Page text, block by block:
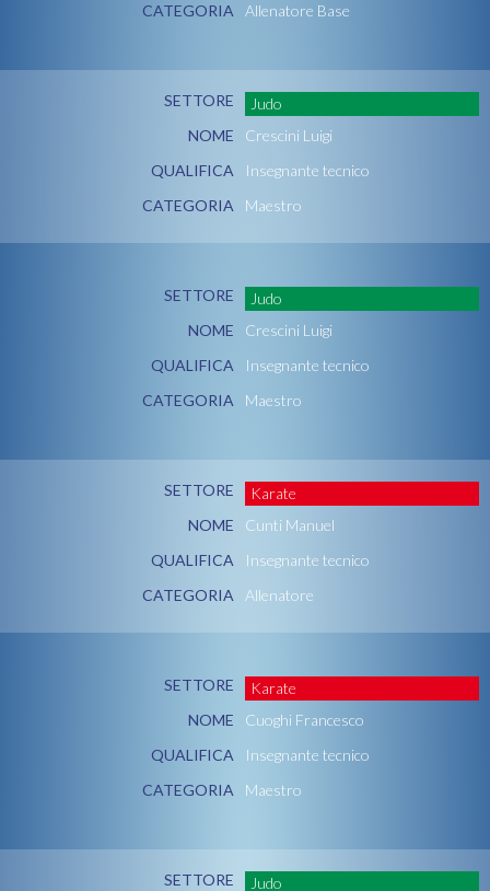
CATEGORIA Allenatore Base
SETTORE
Judo
NOME
Crescini Luigi
QUALIFICA
Insegnante tecnico
CATEGORIA
Maestro
SETTORE
Judo
NOME
Crescini Luigi
QUALIFICA
Insegnante tecnico
CATEGORIA
Maestro
SETTORE
Karate
NOME
Cunti Manuel
QUALIFICA
Insegnante tecnico
CATEGORIA Allenatore
SETTORE
Karate
NOME
Cuoghi Francesco
QUALIFICA
Insegnante tecnico
CATEGORIA
Maestro
SETTORE Judo